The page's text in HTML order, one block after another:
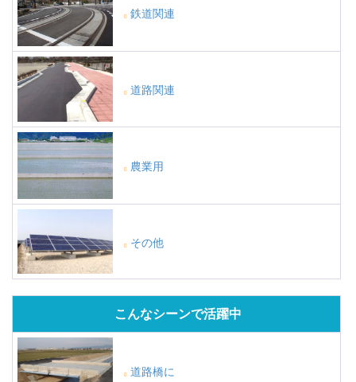
鉄道関連
道路関連
農業用
その他
こんなシーンで活躍中
道路橋に